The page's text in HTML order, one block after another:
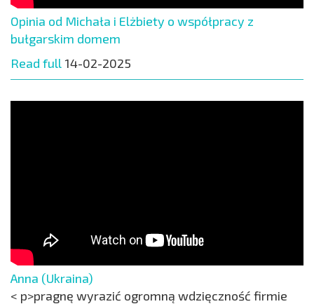
Opinia od Michała i Elżbiety o współpracy z
bułgarskim domem
Read full 14-02-2025
Anna (Ukraina)
< p>pragnę wyrazić ogromną wdzięczność firmie